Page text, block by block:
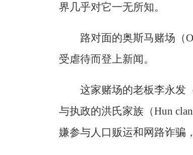
界几乎对它一无所知。
路对面的奥斯马赌场（
受虐待而登上新闻。
这家赌场的老板李永发
与执政的洪氏家族（Hun
嫌参与人口贩运和网路诈骗